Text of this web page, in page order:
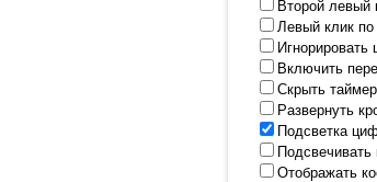
Второй левый
Левый клик
Игнорировать
Включить
Скрыть таймер
Развернуть
Подсветка
Подсвечивать
Отображать